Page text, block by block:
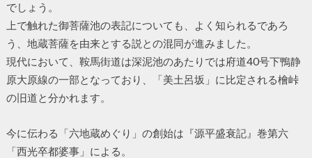
でしょう。
上で触れた御菩薩池の表記についても、よく知られるであろ
う、地蔵菩薩を由来とする説との混同が進みました。
現代において、鞍馬街道は深泥池のあたりでは府道40号下鴨静
原大原線の一部となっており、「美土呂坂」に比定される檜峠
の旧道と分かれます。
今に伝わる「六地蔵めぐり」の創始は『源平盛衰記』巻第六
「西光卒都婆事」による。